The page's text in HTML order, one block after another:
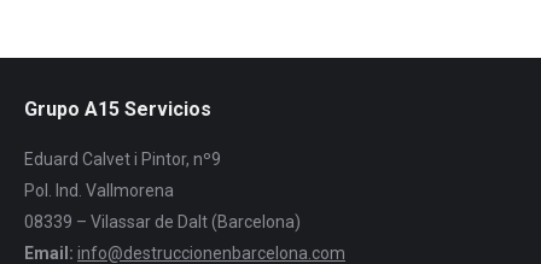
Grupo A15 Servicios
Eduard Calvet i Pintor, nº9
Pol. Ind. Vallmorena
08339 – Vilassar de Dalt (Barcelona)
Email: info@destruccionenbarcelona.com